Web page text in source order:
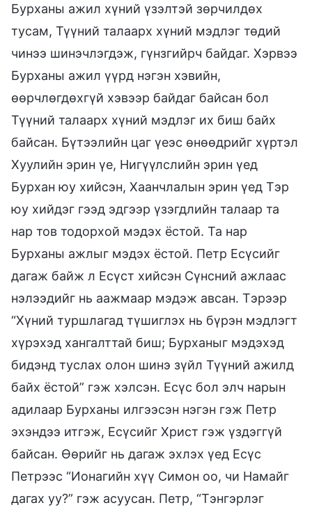
Бурханы ажил хүний үзэлтэй зөрчилдөх
тусам, Түүний талаарх хүний мэдлэг төдий
чинээ шинэчлэгдэж, гүнзгийрч байдаг. Хэрвээ
Бурханы ажил үүрд нэгэн хэвийн,
өөрчлөгдөхгүй хэвээр байдаг байсан бол
Түүний талаарх хүний мэдлэг их биш байх
байсан. Бүтээлийн цаг үеэс өнөөдрийг хүртэл
Хуулийн эрин үе, Нигүүлслийн эрин үед
Бурхан юу хийсэн, Хаанчлалын эрин үед Тэр
юу хийдэг гээд эдгээр үзэгдлийн талаар та
нар тов тодорхой мэдэх ёстой. Та нар
Бурханы ажлыг мэдэх ёстой. Петр Есүсийг
дагаж байж л Есүст хийсэн Сүнсний ажлаас
нэлээдийг нь аажмаар мэдэж авсан. Тэрээр
“Хүний туршлагад түшиглэх нь бүрэн мэдлэгт
хүрэхэд хангалттай биш; Бурханыг мэдэхэд
бидэнд туслах олон шинэ зүйл Түүний ажилд
байх ёстой” гэж хэлсэн. Есүс бол элч нарын
адилаар Бурханы илгээсэн нэгэн гэж Петр
эхэндээ итгэж, Есүсийг Христ гэж үздэггүй
байсан. Өөрийг нь дагаж эхлэх үед Есүс
Петрээс “Ионагийн хүү Симон оо, чи Намайг
дагах уу?” гэж асуусан. Петр, “Тэнгэрлэг